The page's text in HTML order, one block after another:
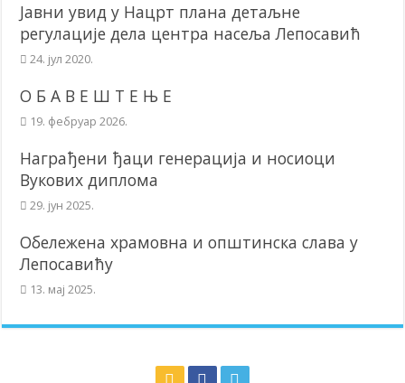
Јавни увид у Нацрт плана детаљне
регулације дела центра насеља Лепосавић
24. јул 2020.
О Б А В Е Ш Т Е Њ Е
19. фебруар 2026.
Награђени ђаци генерација и носиоци
Вукових диплома
29. јун 2025.
Обележена храмовна и општинска слава у
Лепосавићу
13. мај 2025.